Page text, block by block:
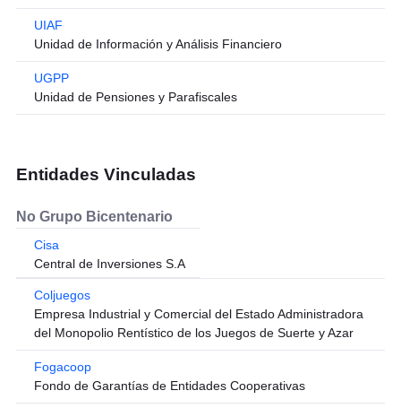
UIAF
Unidad de Información y Análisis Financiero
UGPP
Unidad de Pensiones y Parafiscales
Entidades Vinculadas
No Grupo Bicentenario
Cisa
Central de Inversiones S.A
Coljuegos
Empresa Industrial y Comercial del Estado Administradora
del Monopolio Rentístico de los Juegos de Suerte y Azar
Fogacoop
Fondo de Garantías de Entidades Cooperativas